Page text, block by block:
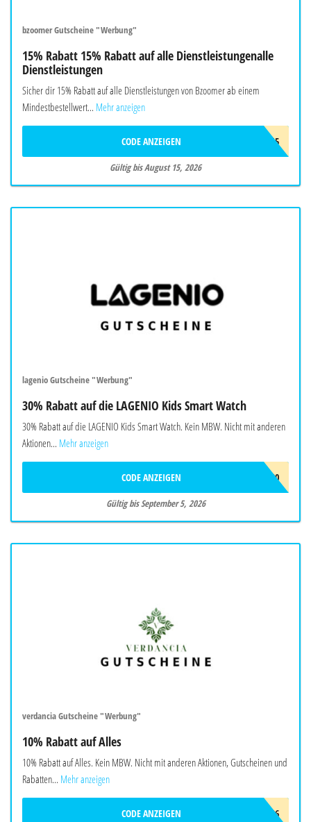
bzoomer Gutscheine "Werbung"
15% Rabatt 15% Rabatt auf alle Dienstleistungenalle
Dienstleistungen
Sicher dir 15% Rabatt auf alle Dienstleistungen von Bzoomer ab einem
Mindestbestellwert... Mehr anzeigen
SMR15
CODE ANZEIGEN
Gültig bis August 15, 2026
lagenio Gutscheine "Werbung"
30% Rabatt auf die LAGENIO Kids Smart Watch
30% Rabatt auf die LAGENIO Kids Smart Watch. Kein MBW. Nicht mit anderen
Aktionen... Mehr anzeigen
AF30
CODE ANZEIGEN
Gültig bis September 5, 2026
verdancia Gutscheine "Werbung"
10% Rabatt auf Alles
10% Rabatt auf Alles. Kein MBW. Nicht mit anderen Aktionen, Gutscheinen und
Rabatten... Mehr anzeigen
AUG26
CODE ANZEIGEN